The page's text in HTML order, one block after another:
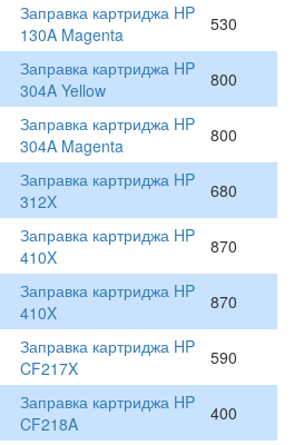
Заправка картриджа HP
130A Magenta
530
Заправка картриджа HP
304A Yellow
800
Заправка картриджа HP
304A Magenta
800
Заправка картриджа HP
312X
680
Заправка картриджа HP
410X
870
Заправка картриджа HP
410X
870
Заправка картриджа HP
CF217X
590
Заправка картриджа HP
CF218A
400